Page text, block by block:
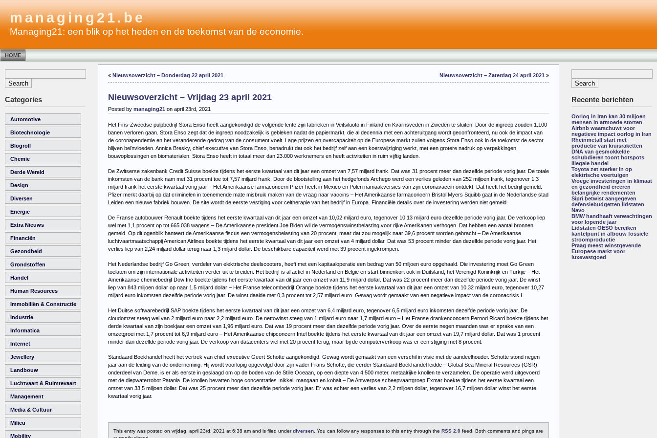
managing21.be
Managing21: een blik op het heden en de toekomst van de economie.
HOME
Categories
Automotive
Biotechnologie
Blogroll
Chemie
Derde Wereld
Design
Diversen
Energie
Extra Nieuws
Financiën
Gezondheid
Grondstoffen
Handel
Human Resources
Immobiliën & Constructie
Industrie
Informatica
Internet
Jewellery
Landbouw
Luchtvaart & Ruimtevaart
Management
Media & Cultuur
Milieu
Mobility
Recente berichten
Oorlog in Iran kan 30 miljoen
mensen in armoede storten
Airbnb waarschuwt voor
negatieve impact oorlog in Iran
Rheinmetall start met
productie van kruisraketten
DNA van gesmokkelde
schubdieren toont hotspots
illegale handel
Toyota zet sterker in op
elektrische voertuigen
Vroege investeringen in klimaat
en gezondheid creëren
belangrijke rendementen
Sipri betwist aangegeven
defensiebudgetten lidstaten
Navo
BMW handhaaft verwachtingen
voor lopende jaar
Lidstaten OESO bereiken
kantelpunt in afbouw fossiele
stroomproductie
Praag meest winstgevende
Europese markt voor
luxevastgoed
« Nieuwsoverzicht – Donderdag 22 april 2021 Nieuwsoverzicht – Zaterdag 24 april 2021 »
Nieuwsoverzicht – Vrijdag 23 april 2021
Posted by managing21 on april 23rd, 2021
Het Fins-Zweedse pulpbedrijf Stora Enso heeft aangekondigd de volgende lente zijn fabrieken in Veitsiluoto in Finland en Kvarnsveden in Zweden te sluiten. Door de ingreep zouden 1.100
banen verloren gaan. Stora Enso zegt dat de ingreep noodzakelijk is gebleken nadat de papiermarkt, die al decennia met een achteruitgang wordt geconfronteerd, nu ook de impact van
de coronapendemie en het veranderende gedrag van de consument voelt. Lage prijzen en overcapaciteit op de Europese markt zullen volgens Stora Enso ook in de toekomst de sector
blijven beïnvloeden. Annica Bresky, chief executive van Stora Enso, benadrukt dat ook het bedrijf zelf aan een koerswijziging werkt, met een grotere nadruk op verpakkingen,
bouwoplossingen en biomaterialen. Stora Enso heeft in totaal meer dan 23.000 werknemers en heeft activiteiten in ruim vijftig landen.
De Zwitserse zakenbank Credit Suisse boekte tijdens het eerste kwartaal van dit jaar een omzet van 7,57 miljard frank. Dat was 31 procent meer dan dezelfde periode vorig jaar. De totale
inkomsten van de bank nam met 31 procent toe tot 7,57 miljard frank. Door de blootstelling aan het hedgefonds Archego werd een verlies geleden van 252 miljoen frank, tegenover 1,3
miljard frank het eerste kwartaal vorig jaar – Het Amerikaanse farmaconcern Pfizer heeft in Mexico en Polen namaakversies van zijn coronavaccin ontdekt. Dat heeft het bedrijf gemeld.
Pfizer merkt daarbij op dat criminelen in toenemende mate misbruik maken van de vraag naar vaccins – Het Amerikaanse farmaconcern Bristol Myers Squibb gaat in de Nederlandse stad
Leiden een nieuwe fabriek bouwen. De site wordt de eerste vestiging voor celtherapie van het bedrijf in Europa. Financiële details over de investering werden niet gemeld.
De Franse autobouwer Renault boekte tijdens het eerste kwartaal van dit jaar een omzet van 10,02 miljard euro, tegenover 10,13 miljard euro dezelfde periode vorig jaar. De verkoop liep
wel met 1,1 procent op tot 665.038 wagens – De Amerikaanse president Joe Biden wil de vermogenswinstbelasting voor rijke Amerikanen verhogen. Dat hebben een aantal bronnen
gemeld. Op dit ogenblik hanteert de Amerikaanse fiscus een vermogensbelasting van 20 procent, maar dat zou mogelijk naar 39,6 procent worden gebracht – De Amerikaanse
luchtvaartmaatschappij American Airlines boekte tijdens het eerste kwartaal van dit jaar een omzet van 4 miljard dollar. Dat was 53 procent minder dan dezelfde periode vorig jaar. Het
verlies liep van 2,24 miljard dollar terug naar 1,3 miljard dollar. De beschikbare capaciteit werd met 39 procent ingekrompen.
Het Nederlandse bedrijf Go Green, verdeler van elektrische deelscooters, heeft met een kapitaaloperatie een bedrag van 50 miljoen euro opgehaald. Die investering moet Go Green
toelaten om zijn internationale activiteiten verder uit te breiden. Het bedrijf is al actief in Nederland en België en start binnenkort ook in Duitsland, het Verenigd Koninkrijk en Turkije – Het
Amerikaanse chemiebedrijf Dow Inc boekte tijdens het eerste kwartaal van dit jaar een omzet van 11,9 miljard dollar. Dat was 22 procent meer dan dezelfde periode vorig jaar. De winst
liep van 843 miljoen dollar op naar 1,5 miljard dollar – Het Franse telecombedrijf Orange boekte tijdens het eerste kwartaal van dit jaar een omzet van 10,32 miljard euro, tegenover 10,27
miljard euro inkomsten dezelfde periode vorig jaar. De winst daalde met 0,3 procent tot 2,57 miljard euro. Gewag wordt gemaakt van een negatieve impact van de coronacrisis.L
Het Duitse softwarebedrijf SAP boekte tijdens het eerste kwartaal van dit jaar een omzet van 6,4 miljard euro, tegenover 6,5 miljard euro inkomsten dezelfde periode vorig jaar. De
cloudomzet steeg wel van 2 miljard euro naar 2,2 miljard euro. De nettowinst steeg van 1 miljard euro naar 1,7 miljard euro – Het Franse drankenconcern Pernod Ricard boekte tijdens het
derde kwartaal van zijn boekjaar een omzet van 1,96 miljard euro. Dat was 19 procent meer dan dezelfde periode vorig jaar. Over de eerste negen maanden was er sprake van een
omzetgroei met 1,7 procent tot 6,9 miljard euro – Het Amerikaanse chipconcern Intel boekte tijdens het eerste kwartaal van dit jaar een omzet van 19,7 miljard dollar. Dat was 1 procent
minder dan dezelfde periode vorig jaar. De verkoop van datacenters viel met 20 procent terug, maar bij de computerverkoop was er een stijging met 8 procent.
Standaard Boekhandel heeft het vertrek van chief executive Geert Schotte aangekondigd. Gewag wordt gemaakt van een verschil in visie met de aandeelhouder. Schotte stond negen
jaar aan de leiding van de onderneming. Hij wordt voorlopig opgevolgd door zijn vader Frans Schotte, die eerder Standaard Boekhandel leidde – Global Sea Mineral Resources (GSR),
onderdeel van Deme, is er als eerste in geslaagd om op de boden van de Stille Oceaan, op een diepte van 4.500 meter, metaalrijke knollen te verzamelen. De operatie werd uitgevoerd
met de diepwaterrobot Patania. De knollen bevatten hoge concentraties nikkel, mangaan en kobalt – De Antwerpse scheepvaartgroep Exmar boekte tijdens het eerste kwartaal een
omzet van 33,5 miljoen dollar. Dat was 25 procent meer dan dezelfde periode vorig jaar. Er was echter een verlies van 2,2 miljoen dollar, tegenover 16,7 miljoen dollar winst het eerste
kwartaal vorig jaar.
This entry was posted on vrijdag, april 23rd, 2021 at 6:38 am and is filed underdiversen . You can follow any responses to this entry through the RSS 2.0 feed. Both comments and pings are